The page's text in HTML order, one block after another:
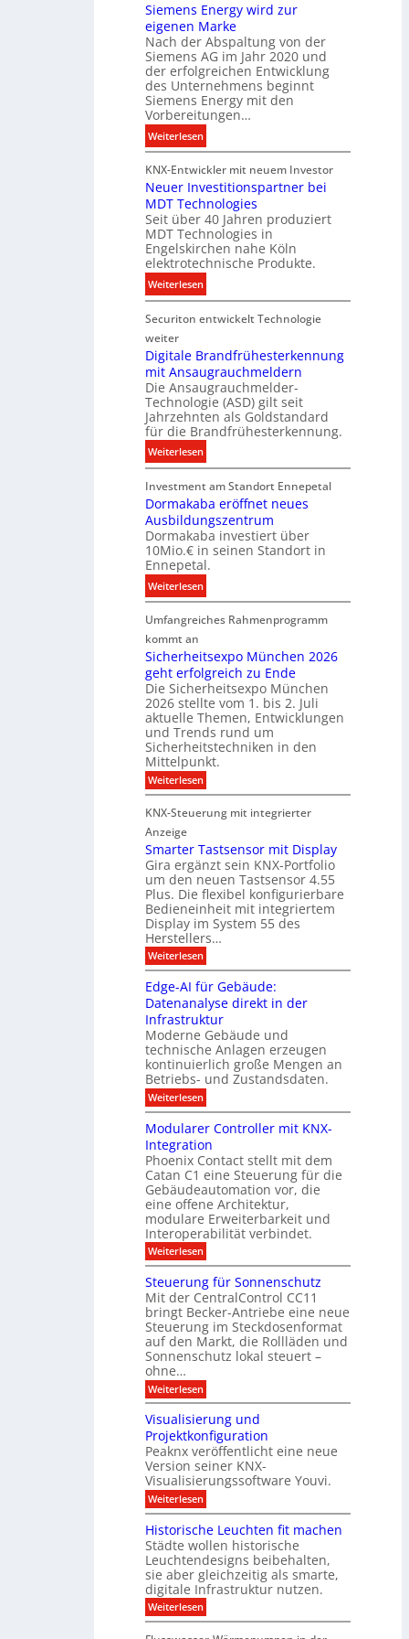
B
e
l
e
u
c
h
t
u
n
g
s
t
e
c
h
n
i
k
g
i
t
a
l
e
P
r
o
d
u
k
t
d
a
t
e
Siemens Energy wird zur
eigenen Marke
Nach der Abspaltung von der
Siemens AG im Jahr 2020 und
der erfolgreichen Entwicklung
des Unternehmens beginnt
Siemens Energy mit den
Vorbereitungen…
Weiterlesen:
S
i
e
m
e
n
s
E
n
r
y
w
i
r
d
u
r
e
i
g
e
n
e
n
M
r
k
e
KNX-Entwickler mit neuem Investor
Neuer Investitionspartner bei
MDT Technologies
Seit über 40 Jahren produziert
MDT Technologies in
Engelskirchen nahe Köln
elektrotechnische Produkte.
Weiterlesen:
N
e
e
r
I
n
v
e
s
i
t
i
o
n
s
p
a
n
e
r
b
e
i
M
D
c
h
n
o
l
o
g
e
s
Securiton entwickelt Technologie
weiter
Digitale Brandfrühesterkennung
mit Ansaugrauchmeldern
Die Ansaugrauchmelder-
Technologie (ASD) gilt seit
Jahrzehnten als Goldstandard
für die Brandfrühesterkennung.
Weiterlesen:
D
i
g
i
t
a
l
e
B
r
n
d
f
r
ü
h
e
s
t
e
k
e
n
n
u
n
g
m
i
t
A
n
s
a
g
r
a
u
c
h
m
e
l
d
e
r
n
Investment am Standort Ennepetal
Dormakaba eröffnet neues
Ausbildungszentrum
Dormakaba investiert über
10Mio.€ in seinen Standort in
Ennepetal.
Weiterlesen:
D
o
m
a
k
a
b
a
e
r
ö
f
n
e
t
n
e
u
e
s
A
u
s
b
i
l
d
u
n
g
s
z
e
n
t
r
u
m
Umfangreiches Rahmenprogramm
kommt an
Sicherheitsexpo München 2026
geht erfolgreich zu Ende
Die Sicherheitsexpo München
2026 stellte vom 1. bis 2. Juli
aktuelle Themen, Entwicklungen
und Trends rund um
Sicherheitstechniken in den
Mittelpunkt.
Weiterlesen:
S
c
e
r
h
e
i
t
s
e
x
p
o
M
ü
n
c
h
e
n
2
0
2
6
g
e
h
t
e
r
f
o
l
g
r
e
i
c
h
z
u
E
n
e
KNX-Steuerung mit integrierter
Anzeige
Smarter Tastsensor mit Display
Gira ergänzt sein KNX-Portfolio
um den neuen Tastsensor 4.55
Plus. Die flexibel konfigurierbare
Bedieneinheit mit integriertem
Display im System 55 des
Herstellers…
Weiterlesen:
S
m
a
r
t
e
r
T
a
s
t
s
n
s
o
r
m
i
t
D
i
s
p
a
y
Edge-AI für Gebäude:
Datenanalyse direkt in der
Infrastruktur
Moderne Gebäude und
technische Anlagen erzeugen
kontinuierlich große Mengen an
Betriebs- und Zustandsdaten.
Weiterlesen:
E
g
e
-
A
I
f
ü
r
G
e
b
u
d
e
:
D
a
t
e
n
a
n
l
y
s
e
d
i
r
e
k
t
i
n
d
e
r
Modularer Controller mit KNX-
Integration
Phoenix Contact stellt mit dem
Catan C1 eine Steuerung für die
Gebäudeautomation vor, die
eine offene Architektur,
modulare Erweiterbarkeit und
Interoperabilität verbindet.
Weiterlesen:
M
d
u
l
a
r
e
r
C
o
n
t
o
l
l
e
r
m
i
t
K
N
X
-
I
n
t
Steuerung für Sonnenschutz
Mit der CentralControl CC11
bringt Becker-Antriebe eine neue
Steuerung im Steckdosenformat
auf den Markt, die Rollläden und
Sonnenschutz lokal steuert –
ohne…
Weiterlesen:
S
e
u
e
r
u
n
g
f
ü
r
S
o
n
n
e
n
Visualisierung und
Projektkonfiguration
Peaknx veröffentlicht eine neue
Version seiner KNX-
Visualisierungssoftware Youvi.
Weiterlesen:
V
s
u
a
l
i
s
i
e
Historische Leuchten fit machen
Städte wollen historische
Leuchtendesigns beibehalten,
sie aber gleichzeitig als smarte,
digitale Infrastruktur nutzen.
Weiterlesen:
H